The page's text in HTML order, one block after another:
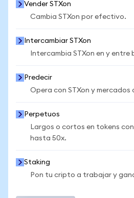
Vender STXon
Cambia STXon por efectivo.
Intercambiar STXon
Intercambia STXon en y entre
Predecir
Opera con STXon y
Perpetuos
Largos o cortos en tokens
hasta 50x.
Staking
Pon tu cripto a trabajar y